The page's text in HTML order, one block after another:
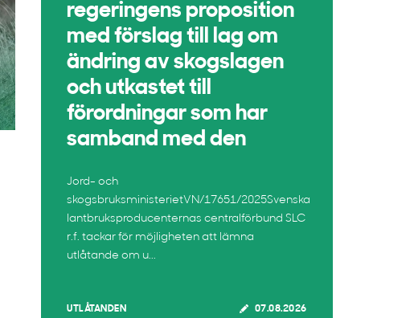
regeringens proposition
med förslag till lag om
ändring av skogslagen
och utkastet till
förordningar som har
samband med den
Jord- och
skogsbruksministerietVN/17651/2025Svenska
lantbruksproducenternas centralförbund SLC
r.f. tackar för möjligheten att lämna
utlåtande om u...
UTLÅTANDEN 07.08.2026